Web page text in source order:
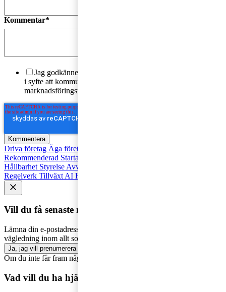
Kommentar*
Jag godkänner PwC:s behandling av mina personuppgifter
i syfte att kommunicera och tillhandahålla
marknadsföringsmaterial.
Driva företag Äga företag
Rekommenderad Starta företag
Hållbarhet Styrelse Avveckla
Regelverk Tillväxt AI HR och Talent Management
Vill du få senaste nytt i inkorgen?
Lämna din e-postadress för att få marknadsinsikter, tips och
vägledning inom allt som rör företagande - direkt i din inkorg.
Ja, jag vill prenumerera på Företagarbloggen
Om du inte får fram något formulär via knappen ovan,
Vad vill du ha hjälp med?